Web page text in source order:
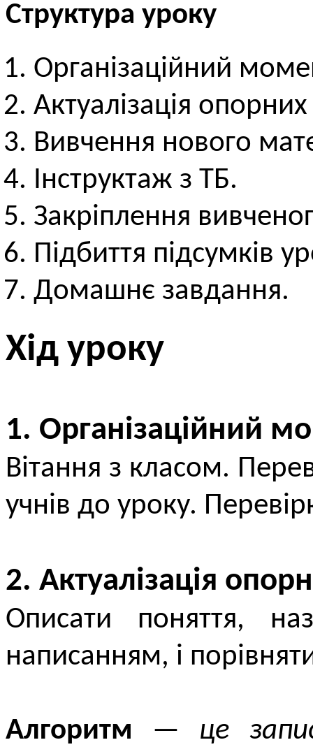
Структура уроку
Організаційний
Актуалізація
Вивчення нового
Інструктаж з ТБ.
Закріплення
Підбиття підсумків
Домашнє завдання.
Хід уроку
1. Організаційний
Вітання з класом.
учнів до уроку.
2. Актуалізація
Описати поняття,
написанням, і
Алгоритм — це